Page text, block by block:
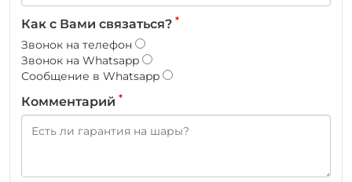
Как с Вами связаться? *
Звонок на телефон
Звонок на Whatsapp
Сообщение в Whatsapp
Комментарий *